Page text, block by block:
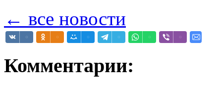
← все новости
Комментарии: